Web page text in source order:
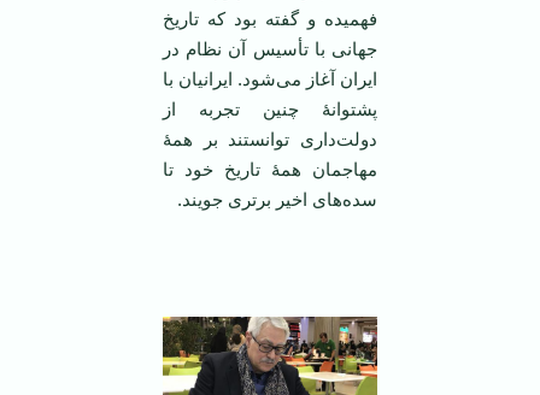
فهمیده و گفته بود که تاریخ
جهانی با تأسیس آن نظام در
ایران آغاز می‌شود. ایرانیان با
پشتوانۀ چنین تجربه از
دولت‌داری توانستند بر همۀ
مهاجمان همۀ تاریخ خود تا
سده‌های اخیر برتری جویند.